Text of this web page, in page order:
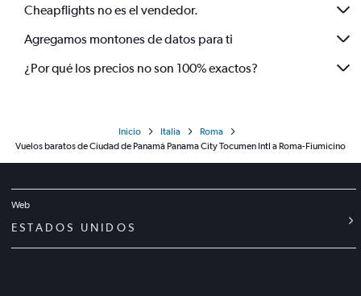
Cheapflights no es el vendedor.
Agregamos montones de datos para ti
¿Por qué los precios no son 100% exactos?
Inicio Italia
Roma
Vuelos baratos de Ciudad de Panamá Panama City Tocumen Intl a Roma-Fiumicino
Web
ESTADOS UNIDOS